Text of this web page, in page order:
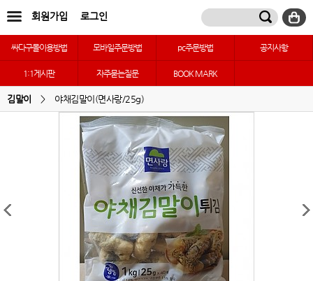
회원가입 로그인
싸다구몰이용방법 모바일주문방법 pc주문방법 공지사항
1:1게시판 자주묻는질문 BOOK MARK
김말이 > 야채김말이(면사랑/25g)